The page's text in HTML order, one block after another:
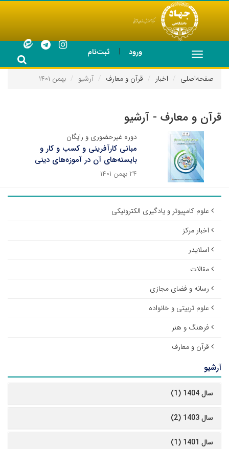
ورود | ثبت‌نام
Toggle
navigation
صفحه‌اصلی
اخبار قرآن و معارف آرشیو بهمن ۱۴۰۱
قرآن و معارف - آرشیو
دوره غیرحضوری و رایگان
مبانی کارآفرینی و کسب و کار و
بایسته‌های آن در آموزه‌های دینی
۲۴ بهمن ۱۴۰۱
علوم کامپیوتر و یادگیری الکترونیکی
اخبار مرکز
اسلایدر
مقالات
رسانه و فضای مجازی
علوم تربیتی و خانواده
فرهنگ و هنر
قرآن و معارف
آرشیو
سال 1404 (1)
سال 1403 (2)
سال 1401 (1)